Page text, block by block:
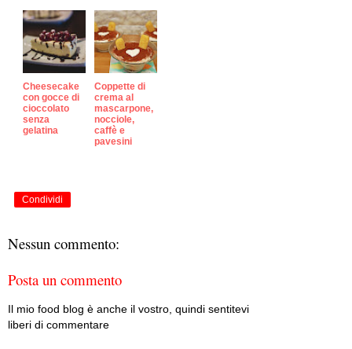
Cheesecake
con gocce di
cioccolato
senza
gelatina
Coppette di
crema al
mascarpone,
nocciole,
caffè e
pavesini
Condividi
Nessun commento:
Posta un commento
Il mio food blog è anche il vostro, quindi sentitevi
liberi di commentare